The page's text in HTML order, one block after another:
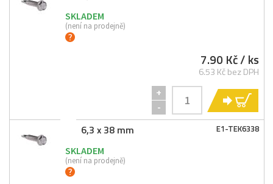
SKLADEM
(není na prodejně)
7.90 Kč/ ks
6.53 Kč bez DPH
+
-
E1-TEK6338
6,3 x 38 mm
SKLADEM
(není na prodejně)